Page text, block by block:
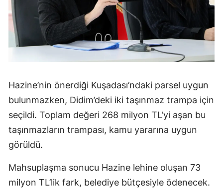
Hazine’nin önerdiği Kuşadası’ndaki parsel uygun
bulunmazken, Didim’deki iki taşınmaz trampa için
seçildi. Toplam değeri 268 milyon TL’yi aşan bu
taşınmazların trampası, kamu yararına uygun
görüldü.
Mahsuplaşma sonucu Hazine lehine oluşan 73
milyon TL’lik fark, belediye bütçesiyle ödenecek.